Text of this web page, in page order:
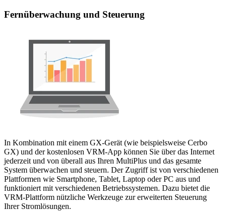
Fernüberwachung und Steuerung
In Kombination mit einem GX-Gerät (wie beispielsweise Cerbo
GX) und der kostenlosen VRM-App können Sie über das Internet
jederzeit und von überall aus Ihren MultiPlus und das gesamte
System überwachen und steuern. Der Zugriff ist von verschiedenen
Plattformen wie Smartphone, Tablet, Laptop oder PC aus und
funktioniert mit verschiedenen Betriebssystemen. Dazu bietet die
VRM-Plattform nützliche Werkzeuge zur erweiterten Steuerung
Ihrer Stromlösungen.